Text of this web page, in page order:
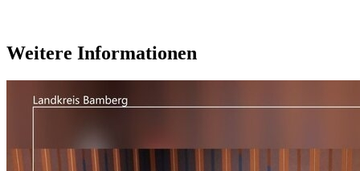
Weitere Informationen